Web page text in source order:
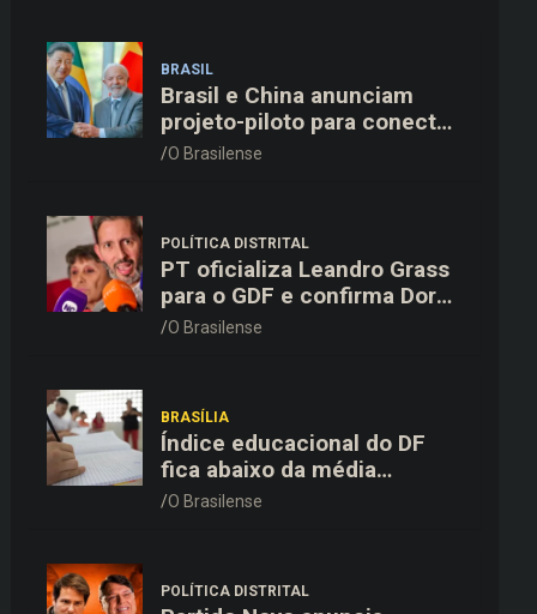
BRASIL
Brasil e China anunciam
projeto-piloto para conectar
o Pix à rede de pagamentos
O Brasilense
POLÍTICA DISTRITAL
PT oficializa Leandro Grass
para o GDF e confirma Dora
Gomes como vice na chapa
O Brasilense
BRASÍLIA
Índice educacional do DF
fica abaixo da média
nacional em todas as etapas
O Brasilense
POLÍTICA DISTRITAL